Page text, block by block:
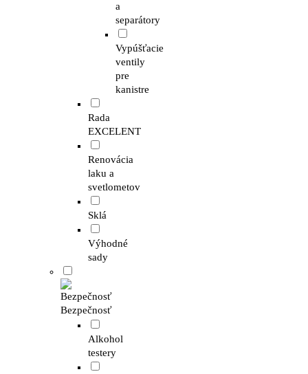
a
separátory
Vypúšťacie
ventily
pre
kanistre
Rada
EXCELENT
Renovácia
laku a
svetlometov
Sklá
Výhodné
sady
Bezpečnosť
Alkohol
testery